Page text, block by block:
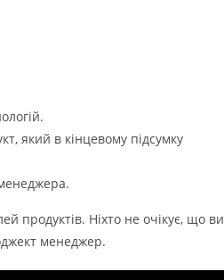
який в кінцевому підсумку
продуктів. Ніхто не очікує, що ви
менеджер.